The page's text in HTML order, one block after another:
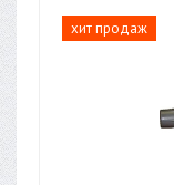
хит продаж